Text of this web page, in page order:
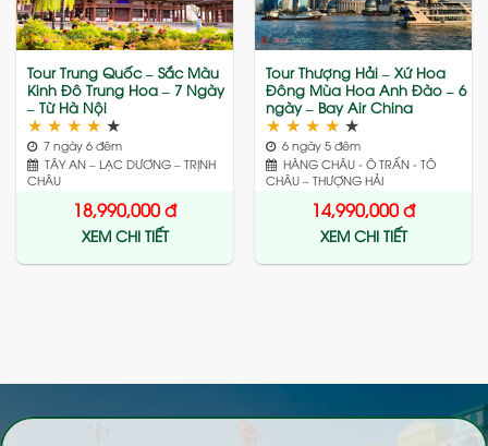
Tour Trung Quốc – Sắc Màu
Kinh Đô Trung Hoa – 7 Ngày
– Từ Hà Nội
★ ★ ★ ★ ★
7 ngày 6 đêm
TÂY AN – LẠC DƯƠNG – TRỊNH
CHÂU
18,990,000đ
XEM CHI TIẾT
Tour Thượng Hải – Xứ Hoa
Đông Mùa Hoa Anh Đào – 6
ngày – Bay Air China
★ ★ ★ ★ ★
6 ngày 5 đêm
HÀNG CHÂU - Ô TRẤN - TÔ
CHÂU – THƯỢNG HẢI
14,990,000đ
XEM CHI TIẾT